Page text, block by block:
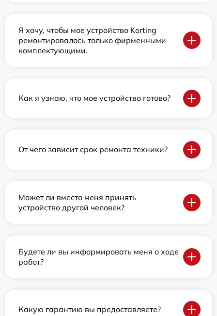
Я хочу, чтобы мое устройство Korting
ремонтировалось только фирменными
комплектующими.
Как я узнаю, что мое устройство готово?
От чего зависит срок ремонта техники?
Может ли вместо меня принять
устройство другой человек?
Будете ли вы информировать меня о ходе
работ?
Какую гарантию вы предоставляете?